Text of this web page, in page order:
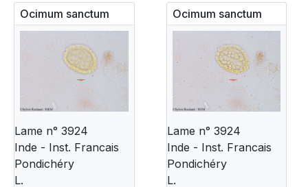
Ocimum sanctum
Lame n° 3924
Inde - Inst. Francais
Pondichéry
L.
Ocimum sanctum
Lame n° 3924
Inde - Inst. Francais
Pondichéry
L.